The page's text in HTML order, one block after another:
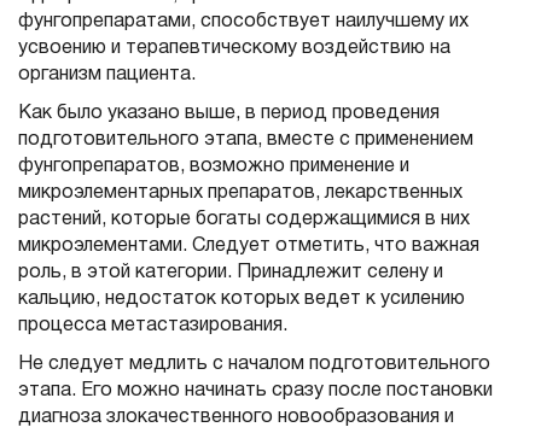
фунгопрепаратами, способствует наилучшему их
усвоению и терапевтическому воздействию на
организм пациента.
Как было указано выше, в период проведения
подготовительного этапа, вместе с применением
фунгопрепаратов, возможно применение и
микроэлементарных препаратов, лекарственных
растений, которые богаты содержащимися в них
микроэлементами. Следует отметить, что важная
роль, в этой категории. Принадлежит селену и
кальцию, недостаток которых ведет к усилению
процесса метастазирования.
Не следует медлить с началом подготовительного
этапа. Его можно начинать сразу после постановки
диагноза злокачественного новообразования и